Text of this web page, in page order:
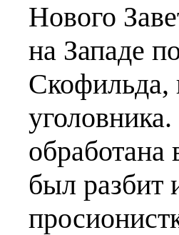
Нового
на Западе
Скофильда,
обработана
был разбит